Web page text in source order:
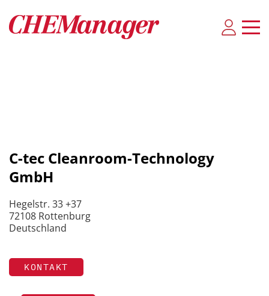
C-tec Cleanroom-Technology
GmbH
Hegelstr. 33 +37
72108 Rottenburg
Deutschland
KONTAKT